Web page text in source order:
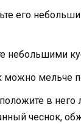
его
небольшими
можно мельче
в него
чеснок,